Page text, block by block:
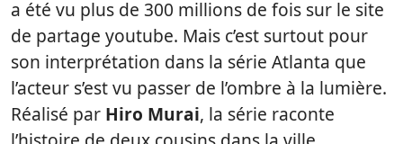
a été vu plus de 300 millions de fois sur le site
de partage youtube. Mais c’est surtout pour
son interprétation dans la série Atlanta que
l’acteur s’est vu passer de l’ombre à la lumière.
Réalisé par Hiro Murai, la série raconte